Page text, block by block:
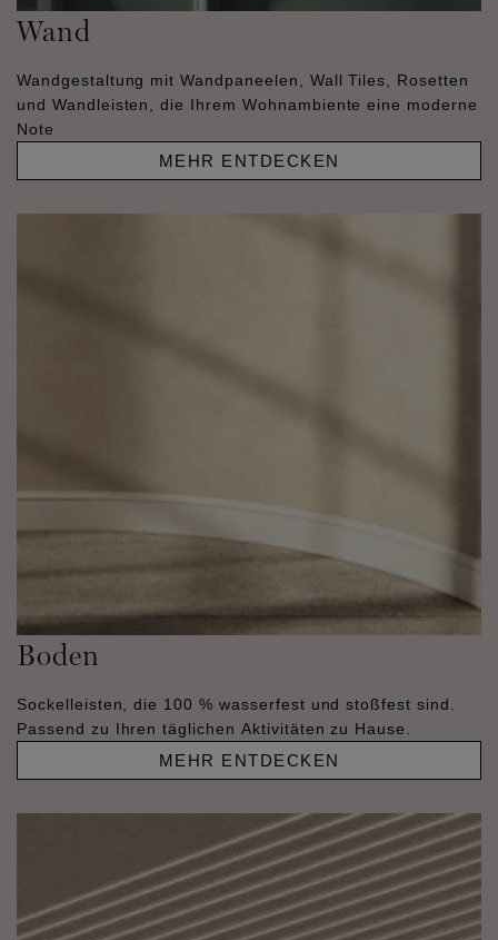
Wand
Wandgestaltung mit Wandpaneelen, Wall Tiles, Rosetten
und Wandleisten, die Ihrem Wohnambiente eine moderne
Note
MEHR ENTDECKEN
Boden
Sockelleisten, die 100 % wasserfest und stoßfest sind.
Passend zu Ihren täglichen Aktivitäten zu Hause.
MEHR ENTDECKEN